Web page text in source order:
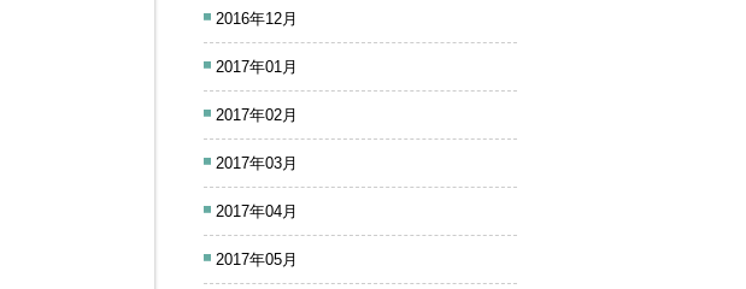
2016年12月
2017年01月
2017年02月
2017年03月
2017年04月
2017年05月